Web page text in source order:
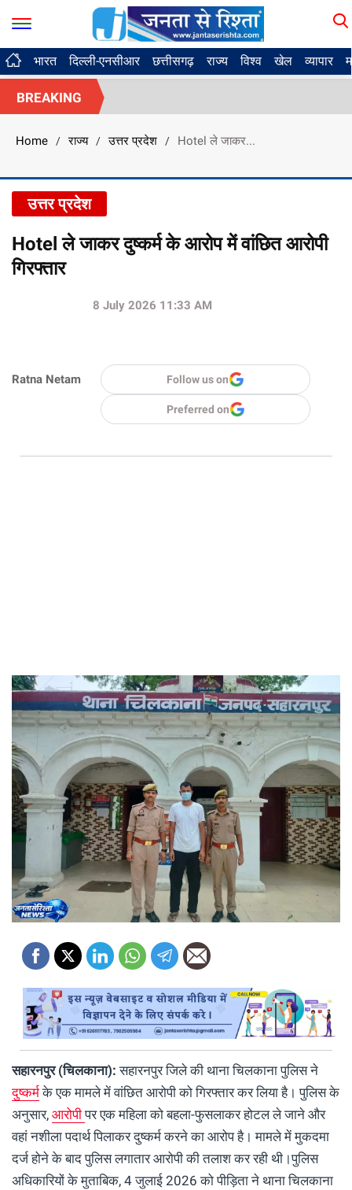
भारत दिल्ली-एनसीआर छत्तीसगढ़ राज्य विश्व खेल व्यापार
BREAKING
Home / राज्य / उत्तर प्रदेश / Hotel ले जाकर...
उत्तर प्रदेश
Hotel ले जाकर दुष्कर्म के आरोप में वांछित आरोपी
गिरफ्तार
Ratna Netam
8 July 2026 11:33 AM
Follow us on
Preferred on
सहारनपुर (चिलकाना): सहारनपुर जिले की थाना चिलकाना पुलिस ने
दुष्कर्मके एक मामले में वांछित आरोपी को गिरफ्तार कर लिया है। पुलिस के
अनुसार, आरोपीपर एक महिला को बहला-फुसलाकर होटल ले जाने और
वहां नशीला पदार्थ पिलाकर दुष्कर्म करने का आरोप है। मामले में मुकदमा
दर्ज होने के बाद पुलिस लगातार आरोपी की तलाश कर रही थी।पुलिस
अधिकारियों के मुताबिक, 4 जुलाई 2026 को पीड़िता ने थाना चिलकाना